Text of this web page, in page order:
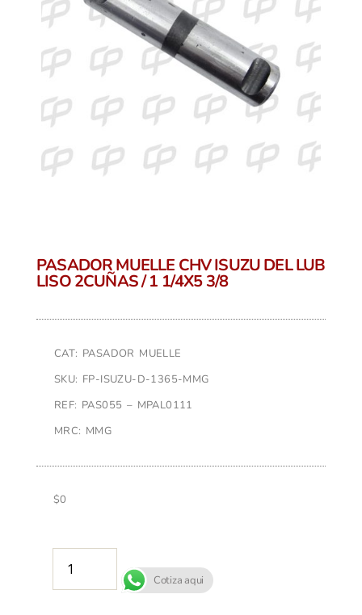
PASADOR MUELLE CHV ISUZU DEL LUB
LISO 2CUÑAS / 1 1/4X5 3/8
CAT: PASADOR MUELLE
SKU: FP-ISUZU-D-1365-MMG
REF: PAS055 – MPAL0111
MRC: MMG
$0
Cotiza aqui